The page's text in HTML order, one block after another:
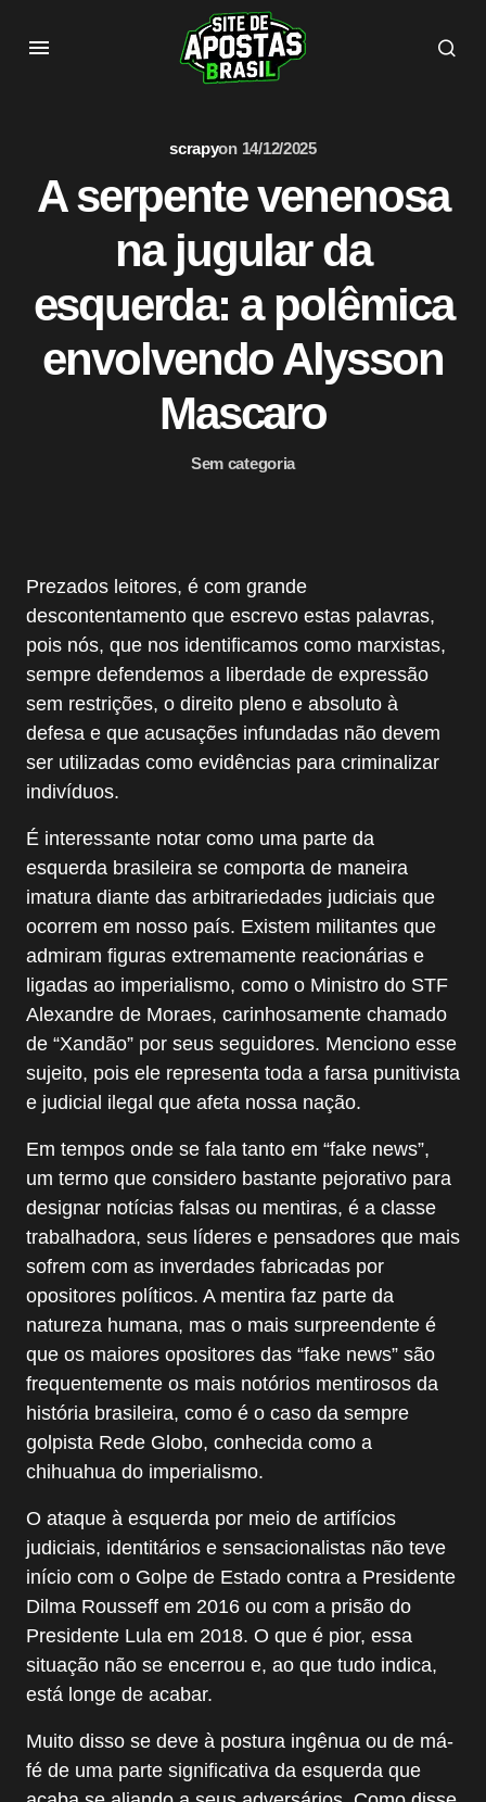
scrapyon 14/12/2025
A serpente venenosa
na jugular da
esquerda: a polêmica
envolvendo Alysson
Mascaro
Sem categoria
Prezados leitores, é com grande
descontentamento que escrevo estas palavras,
pois nós, que nos identificamos como marxistas,
sempre defendemos a liberdade de expressão
sem restrições, o direito pleno e absoluto à
defesa e que acusações infundadas não devem
ser utilizadas como evidências para criminalizar
indivíduos.
É interessante notar como uma parte da
esquerda brasileira se comporta de maneira
imatura diante das arbitrariedades judiciais que
ocorrem em nosso país. Existem militantes que
admiram figuras extremamente reacionárias e
ligadas ao imperialismo, como o Ministro do STF
Alexandre de Moraes, carinhosamente chamado
de “Xandão” por seus seguidores. Menciono esse
sujeito, pois ele representa toda a farsa punitivista
e judicial ilegal que afeta nossa nação.
Em tempos onde se fala tanto em “fake news”,
um termo que considero bastante pejorativo para
designar notícias falsas ou mentiras, é a classe
trabalhadora, seus líderes e pensadores que mais
sofrem com as inverdades fabricadas por
opositores políticos. A mentira faz parte da
natureza humana, mas o mais surpreendente é
que os maiores opositores das “fake news” são
frequentemente os mais notórios mentirosos da
história brasileira, como é o caso da sempre
golpista Rede Globo, conhecida como a
chihuahua do imperialismo.
O ataque à esquerda por meio de artifícios
judiciais, identitários e sensacionalistas não teve
início com o Golpe de Estado contra a Presidente
Dilma Rousseff em 2016 ou com a prisão do
Presidente Lula em 2018. O que é pior, essa
situação não se encerrou e, ao que tudo indica,
está longe de acabar.
Muito disso se deve à postura ingênua ou de má-
fé de uma parte significativa da esquerda que